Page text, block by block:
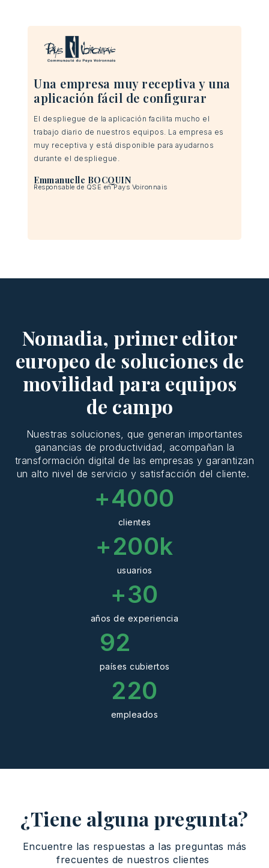
Una empresa muy receptiva y una
aplicación fácil de configurar
El despliegue de la aplicación facilita mucho el
trabajo diario de nuestros equipos. La empresa es
muy receptiva y está disponible para ayudarnos
durante el despliegue.
Emmanuelle BOCQUIN
Responsable de QSE en Pays Voironnais
Nomadia, primer editor
europeo de soluciones de
movilidad para equipos
de campo
Nuestras soluciones , que generan importantes
ganancias de productividad acompañan la
transformación digital de las empresas ygarantizan
un alto nivel de servicio y satisfacción del cliente.
clientes
+4000
usuarios
+200k
años de experiencia
+30
países cubiertos
92
empleados
220
¿Tiene alguna pregunta?
Encuentre las respuestas a las preguntas más
frecuentes de nuestros clientes